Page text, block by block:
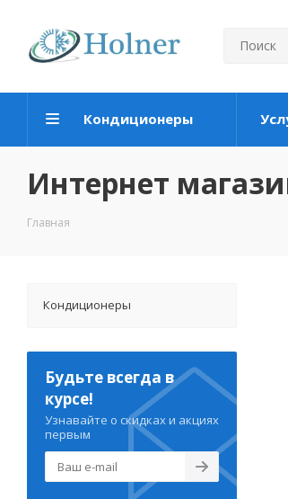
Кондиционеры
Интернет
Главная
Кондиционеры
Будьте всегда в
курсе!
Узнавайте о скидках и акциях
первым